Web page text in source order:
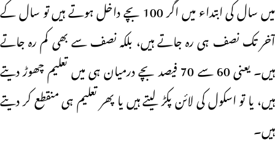
میں سال کی ابتداء میں اگر 100 بچے داخل ہوتے ہیں تو سال کے
آخر تک نصف ہی رہ جاتے ہیں، بلکہ نصف سے بھی کم رہ جاتے
ہیں۔ یعنی 60 سے 70 فیصد بچے درمیان ہی میں تعلیم چھوڑ دیتے
ہیں، یا تو اسکول کی لائن پکڑ لیتے ہیں یا پھر تعلیم ہی منقطع کر دیتے
ہیں۔